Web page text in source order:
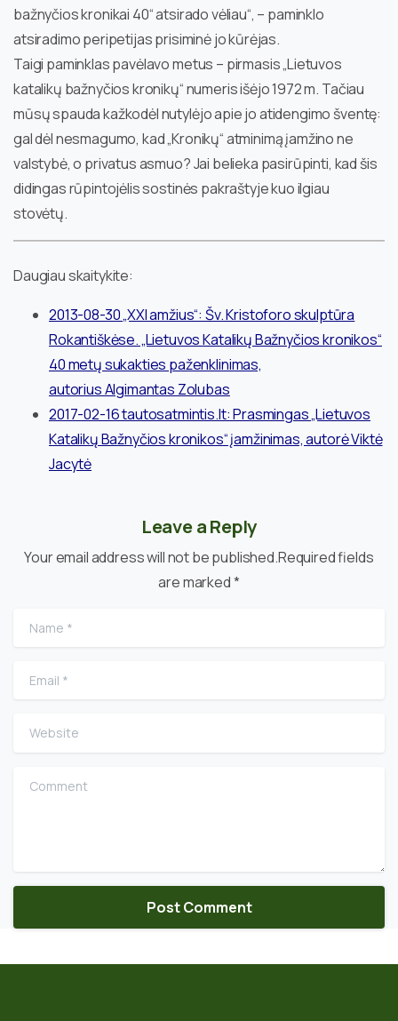
bažnyčios kronikai 40“ atsirado vėliau“, – paminklo
atsiradimo peripetijas prisiminė jo kūrėjas.
Taigi paminklas pavėlavo metus – pirmasis „Lietuvos
katalikų bažnyčios kronikų“ numeris išėjo 1972 m. Tačiau
mūsų spauda kažkodėl nutylėjo apie jo atidengimo šventę:
gal dėl nesmagumo, kad „Kronikų“ atminimą įamžino ne
valstybė, o privatus asmuo? Jai belieka pasirūpinti, kad šis
didingas rūpintojėlis sostinės pakraštyje kuo ilgiau
stovėtų.
Daugiau skaitykite:
2013-08-30 „XXI amžius“: Šv. Kristoforo skulptūra
Rokantiškėse. „Lietuvos Katalikų Bažnyčios kronikos“
40 metų sukakties paženklinimas,
autorius Algimantas Zolubas
2017-02-16 tautosatmintis.lt: Prasmingas „Lietuvos
Katalikų Bažnyčios kronikos“ įamžinimas, autorė Viktė
Jacytė
Leave a Reply
Your email address will not be published.Required fields
are marked *
Name
Email
Website
Comment